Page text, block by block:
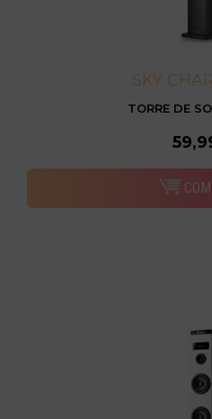
SKY
TORRE DE